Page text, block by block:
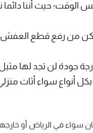
حيث أننا
من رفع قطع العفش
جودة لن تجد لها مثيل
سواء أثاث
سواء في الرياض أو